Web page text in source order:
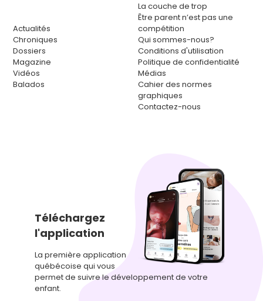
Actualités
Chroniques
Dossiers
Magazine
Vidéos
Balados
La couche de trop
Être parent n’est pas une
compétition
Qui sommes-nous?
Conditions d'utilisation
Politique de confidentialité
Médias
Cahier des normes
graphiques
Contactez-nous
Téléchargez
l'application
La première application
québécoise qui vous
permet de suivre le développement de votre
enfant.